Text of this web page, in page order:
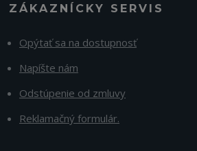
ZÁKAZNÍCKY SERVIS
Opýtať sa na dostupnosť
Napíšte nám
Odstúpenie od zmluvy
Reklamačný formulár.